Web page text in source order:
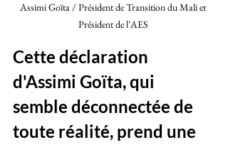
Assimi Goïta / Président de Transition du Mali et
Président de l'AES
Cette déclaration
d'Assimi Goïta, qui
semble déconnectée de
toute réalité, prend une